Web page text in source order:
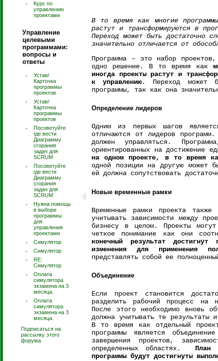
Курс по
управлению
проектами
Управление
целевыми
программами:
вопросы и
ответы
Устав/
Карточка
программы
проектов
Устав/
Карточка
программы
проектов
Посоветуйте
где вести
Диаграмму
сгорания
задач для
SCRUM
Посоветуйте
где вести
Диаграмму
сгорания
задач для
SCRUM
Нужна помощь
в выборе
программы
для
управления
проектами
Симулятор
Симулятор
RE:
Симулятор
Оплата
симулятора
экзамена на 3
месяца.
Оплата
симулятора
экзамена на 3
месяца.
Подписаться на
рассылку этого
форума
В то время как многие
растут и трансформируются в
Переход может быть достаточно
значительно отличается от
Программа – это набор
одно решение. В то время как
иногда проекты растут и
к управлению. Переход может
программы, так как она
Определение лидеров
Одним из первых шагов
отличаются от лидеров
должен управляться.
ориентированных на достижение
на одном проекте, в то время
одной позиции на другую может
ей должна сопутствовать
Новые временные рамки
Временные рамки проекта
учитывать зависимости между
бизнесу в целом. Проекты
четкое понимание как они
конечный результат
изменения для применения
представлять собой ее
Объединение
Если проект становится
разделить рабочий процесс на
После этого необходимо вновь
должна учитывать те результаты
В то время как отдельный
программы является
завершения проектов,
определенных областях. План
программы будут достигнуты